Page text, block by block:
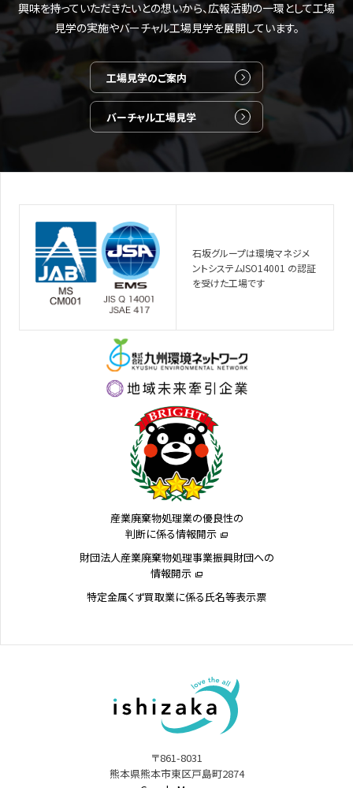
興味を持っていただきたいとの想いから、広報活動の一環として工場
見学の実施やバーチャル工場見学を展開しています。
工場見学のご案内
バーチャル工場見学
石坂グループは環境マネジメ
ントシステムISO14001 の認証
を受けた工場です
産業廃棄物処理業の優良性の
判断に係る情報開示
財団法人産業廃棄物処理事業振興財団への
情報開示
特定金属くず買取業に係る氏名等表示票
〒861-8031
熊本県熊本市東区戸島町2874